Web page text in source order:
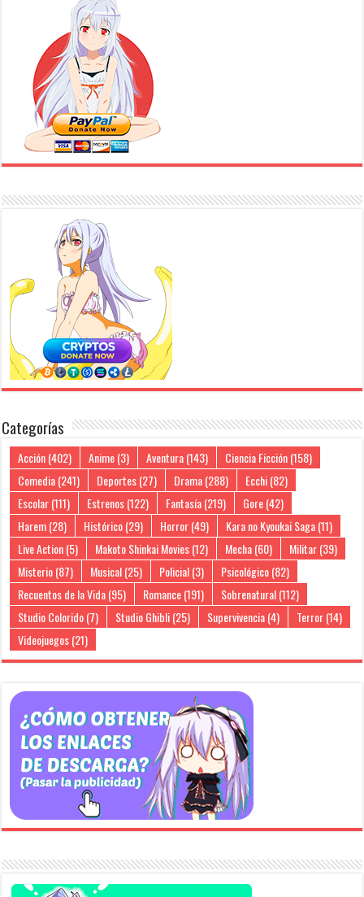
Categorías
Acción(402) Anime(3) Aventura(143) Ciencia Ficción(158)
Comedia(241) Deportes(27) Drama(288) Ecchi(82)
Escolar(111) Estrenos(122) Fantasía(219) Gore(42)
Harem(28) Histórico(29) Horror(49) Kara no Kyoukai Saga(11)
Live Action(5) Makoto Shinkai Movies(12) Mecha(60) Militar(39)
Misterio(87) Musical(25) Policial(3) Psicológico(82)
Recuentos de la Vida(95) Romance(191) Sobrenatural(112)
Studio Colorido(7) Studio Ghibli(25) Supervivencia(4) Terror(14)
Videojuegos(21)